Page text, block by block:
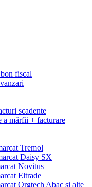
fiscal
scadente
a mărfii + facturare
Tremol
Daisy SX
Novitus
Eltrade
Orgtech Abac si alte